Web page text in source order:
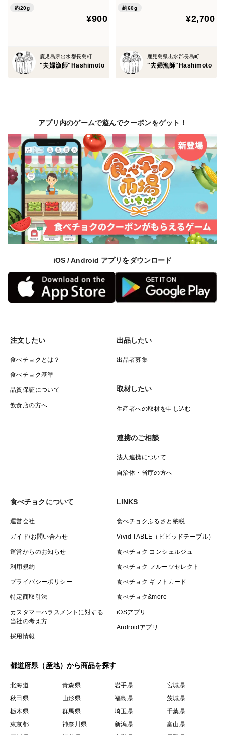
約20g
¥900
鹿児島県出水郡長島町
"夫婦漁師"Hashimoto
約60g
¥2,700
鹿児島県出水郡長島町
"夫婦漁師"Hashimoto
アプリ内のゲームで遊んでクーポンをゲット！
iOS / Android アプリをダウンロード
注文したい
食べチョクとは？
食べチョク基準
品質保証について
飲食店の方へ
出品したい
出品者募集
取材したい
生産者への取材を申し込む
連携のご相談
法人連携について
自治体・省庁の方へ
食べチョクについて
運営会社
ガイド/お問い合わせ
運営からのお知らせ
利用規約
プライバシーポリシー
特定商取引法
カスタマーハラスメントに対する
当社の考え方
採用情報
LINKS
食べチョクふるさと納税
Vivid TABLE（ビビッドテーブル）
食べチョク コンシェルジュ
食べチョク フルーツセレクト
食べチョク ギフトカード
食べチョク&more
iOSアプリ
Androidアプリ
都道府県（産地）から商品を探す
北海道 青森県 岩手県
宮城県
秋田県
山形県 福島県
茨城県
栃木県
群馬県 埼玉県
千葉県
東京都
神奈川県 新潟県
富山県